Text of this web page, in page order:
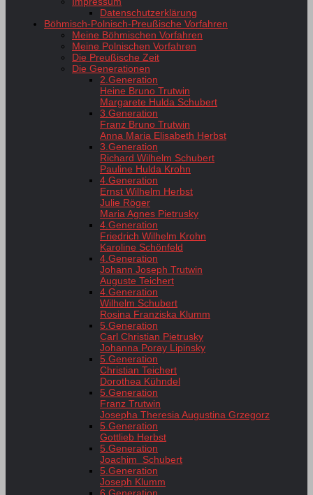
Datenschutzerklärung
Böhmisch-Polnisch-Preußische Vorfahren
Meine Böhmischen Vorfahren
Meine Polnischen Vorfahren
Die Preußische Zeit
Die Generationen
2.Generation
Heine Bruno Trutwin
Margarete Hulda Schubert
3.Generation
Franz Bruno Trutwin
Anna Maria Elisabeth Herbst
3.Generation
Richard Wilhelm Schubert
Pauline Hulda Krohn
4.Generation
Ernst Wilhelm Herbst
Julie Röger
Maria Agnes Pietrusky
4.Generation
Friedrich Wilhelm Krohn
Karoline Schönfeld
4.Generation
Johann Joseph Trutwin
Auguste Teichert
4.Generation
Wilhelm Schubert
Rosina Franziska Klumm
5.Generation
Carl Christian Pietrusky
Johanna Poray Lipinsky
5.Generation
Christian Teichert
Dorothea Kühndel
5.Generation
Franz Trutwin
Josepha Theresia Augustina Grzegorz
5.Generation
Gottlieb Herbst
5.Generation
Joachim Schubert
5.Generation
Joseph Klumm